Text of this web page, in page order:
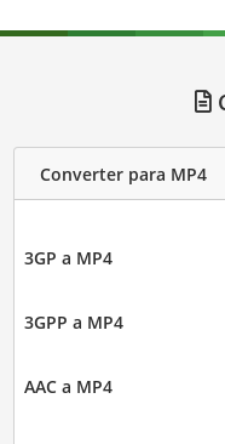
Converter para MP4
3GP a MP4
3GPP a MP4
AAC a MP4